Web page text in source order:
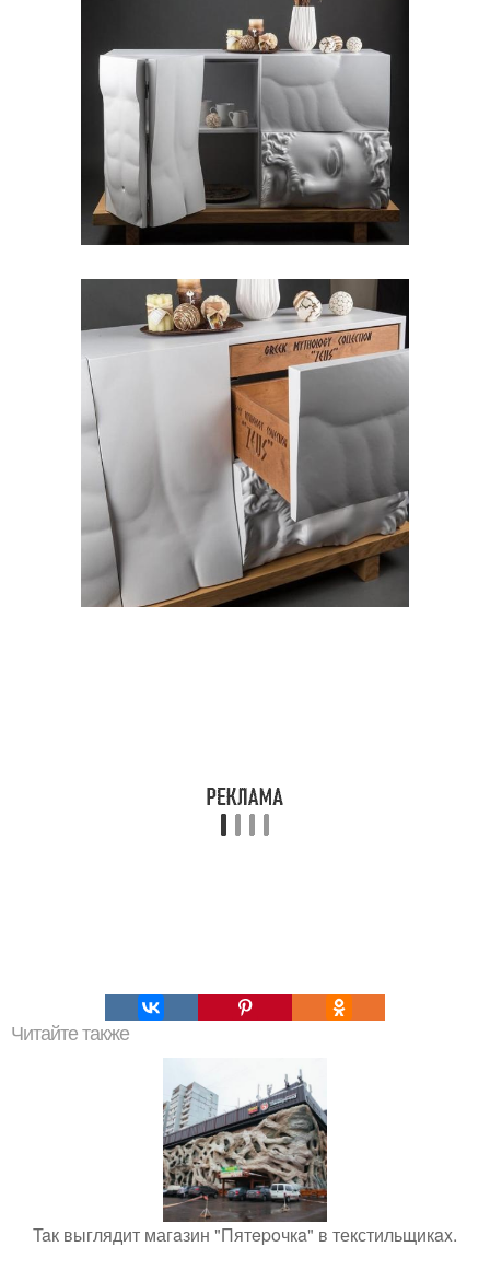
Читайте также
Taк выглядит магaзин "Пятepoчкa" в текстильщикax.